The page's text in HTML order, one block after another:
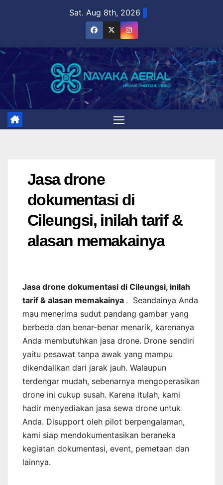
Sat. Aug 8th, 2026
Jasa drone
dokumentasi di
Cileungsi, inilah tarif &
alasan memakainya
Jasa drone dokumentasi di Cileungsi, inilah
tarif & alasan memakainya . Seandainya Anda
mau menerima sudut pandang gambar yang
berbeda dan benar-benar menarik, karenanya
Anda membutuhkan jasa drone. Drone sendiri
yaitu pesawat tanpa awak yang mampu
dikendalikan dari jarak jauh. Walaupun
terdengar mudah, sebenarnya mengoperasikan
drone ini cukup susah. Karena itulah, kami
hadir menyediakan jasa sewa drone untuk
Anda. Disupport oleh pilot berpengalaman,
kami siap mendokumentasikan beraneka
kegiatan dokumentasi, event, pemetaan dan
lainnya.